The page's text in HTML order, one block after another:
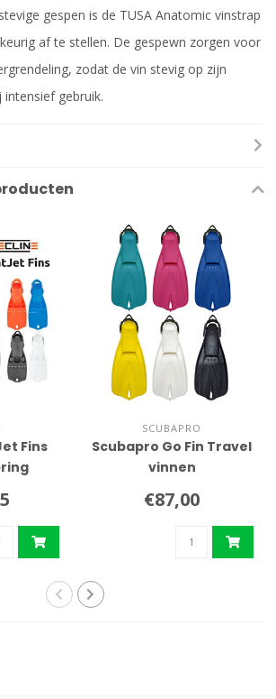
gespen is de TUSA Anatomic vinstrap
af te stellen. De gespewn zorgen voor
zodat de vin stevig op zijn
gebruik.
Fins
SCUBAPRO
Scubapro Go Fin Travel
vinnen
€87,00